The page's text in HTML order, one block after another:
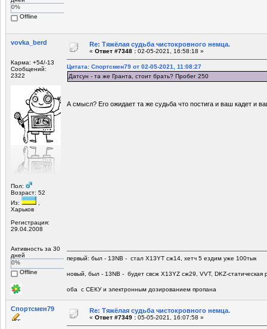
0%
Offline
vovka_berd
Карма: +54/-13
Сообщений:
2322
Пол:
Возраст: 52
Из:
Харьков
Регистрация:
29.04.2008
Активность за 30
дней
0%
Offline
Re: Тяжёлая судьба чистокровного немца.
« Ответ #7348 : 02-05-2021, 16:58:18 »
Цитата: Спортсмен79 от 02-05-2021, 11:08:27
Датсун - та же Гранта, стоит брать? Пробег 250
А смысл? Его ожидает та же судьба что постига и ваш кадет и
первый: был - 13NB - стал Х13YT сж14, хетч 5 ездим уже 100тык
новый, был - 13NB - будет свсж Х13YZ сж29, VVT, DKZ-статическая
оба с СЕКУ и электронным дозированием пропана
Спортсмен79 Re: Тяжёлая судьба чистокровного немца.
« Ответ #7349 : 05-05-2021, 16:07:58 »